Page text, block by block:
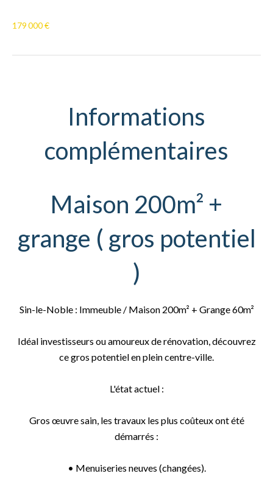
179 000 €
Informations
complémentaires
Maison 200m² +
grange ( gros potentiel
)
Sin-le-Noble : Immeuble / Maison 200m² + Grange 60m²
Idéal investisseurs ou amoureux de rénovation, découvrez
ce gros potentiel en plein centre-ville.
L'état actuel :
Gros œuvre sain, les travaux les plus coûteux ont été
démarrés :
• Menuiseries neuves (changées).